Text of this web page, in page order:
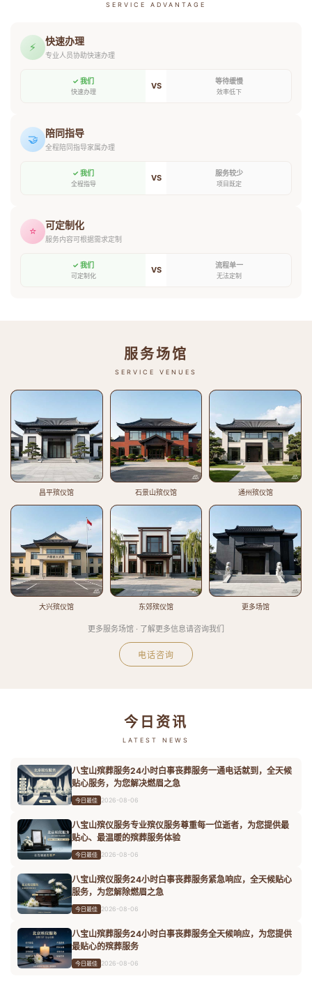
SERVICE ADVANTAGE
⚡ 快速办理
专业人员协助快速办理
✓ 我们
快速办理
VS 等待缓慢
效率低下
🤝 陪同指导
全程陪同指导家属办理
✓ 我们
全程指导
VS 服务较少
项目既定
⭐ 可定制化
服务内容可根据需求定制
✓ 我们
可定制化
VS 流程单一
无法定制
服务场馆
SERVICE VENUES
昌平殡仪馆 石景山殡仪馆 通州殡仪馆
大兴殡仪馆 东郊殡仪馆 更多场馆
更多服务场馆 · 了解更多信息请咨询我们
电话咨询
今日资讯
LATEST NEWS
八宝山殡葬服务24小时白事丧葬服务一通电话就到，全天候
贴心服务，为您解决燃眉之急
今日最佳 2026-08-06
八宝山殡仪服务专业殡仪服务尊重每一位逝者，为您提供最
贴心、最温暖的殡葬服务体验
今日最佳 2026-08-06
八宝山殡仪服务24小时白事丧葬服务紧急响应，全天候贴心
服务，为您解除燃眉之急
今日最佳 2026-08-06
八宝山殡葬服务24小时白事丧葬服务全天候响应，为您提供
最贴心的殡葬服务
今日最佳 2026-08-06